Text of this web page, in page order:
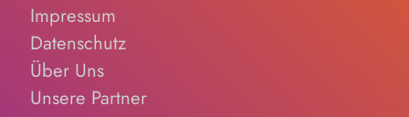
Impressum
Datenschutz
Über Uns
Unsere Partner